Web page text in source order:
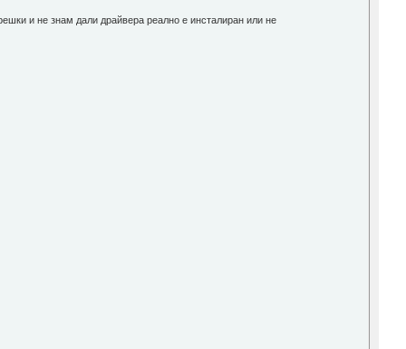
и не знам дали драйвера реално е инсталиран или не